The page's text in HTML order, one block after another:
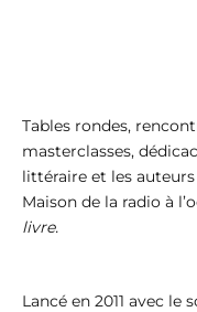
Tables rondes,
masterclasses,
littéraire et les
Maison de la radio à
livre.
Lancé en 2011 avec